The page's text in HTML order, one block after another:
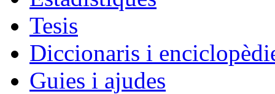
Tesis
Diccionaris i
Guies i ajudes